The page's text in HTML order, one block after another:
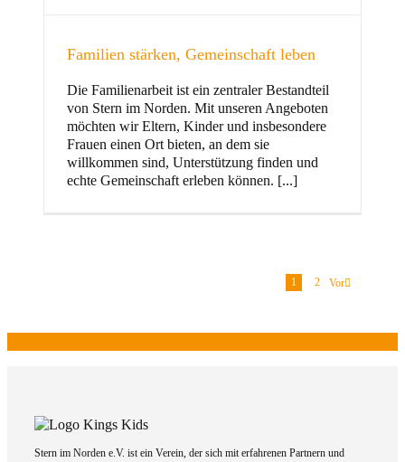
Familien stärken, Gemeinschaft leben
Die Familienarbeit ist ein zentraler Bestandteil
von Stern im Norden. Mit unseren Angeboten
möchten wir Eltern, Kinder und insbesondere
Frauen einen Ort bieten, an dem sie
willkommen sind, Unterstützung finden und
echte Gemeinschaft erleben können. [...]
1 2 Vor
Stern im Norden e.V. ist ein Verein, der sich mit erfahrenen Partnern und